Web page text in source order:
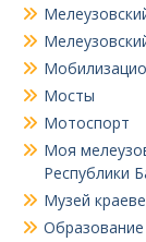
Мосты
Мотоспорт
Моя
Республики
Музей
Образование